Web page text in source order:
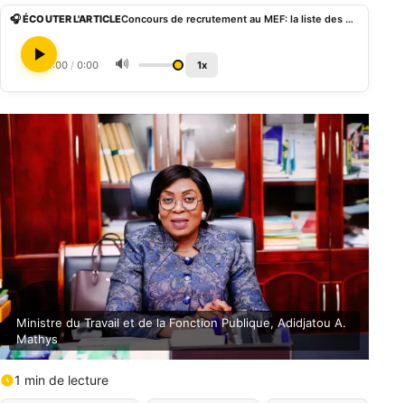
🎧 ÉCOUTER L'ARTICLE Concours de recrutement au MEF: la liste des candidats retenus est disponible
0:00 / 0:00 🔊 1x
Ministre du Travail et de la Fonction Publique, Adidjatou A.
Mathys
1 min de lecture